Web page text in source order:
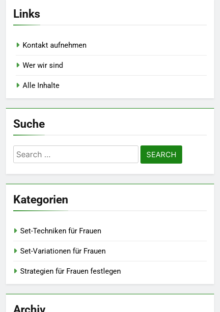
Links
Kontakt aufnehmen
Wer wir sind
Alle Inhalte
Suche
Search
for:
Kategorien
Set-Techniken für Frauen
Set-Variationen für Frauen
Strategien für Frauen festlegen